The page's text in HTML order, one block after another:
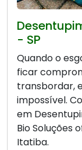
- SP
Quando o
ficar
transbordar,
impossível.
em
Bio Soluções
Itatiba.